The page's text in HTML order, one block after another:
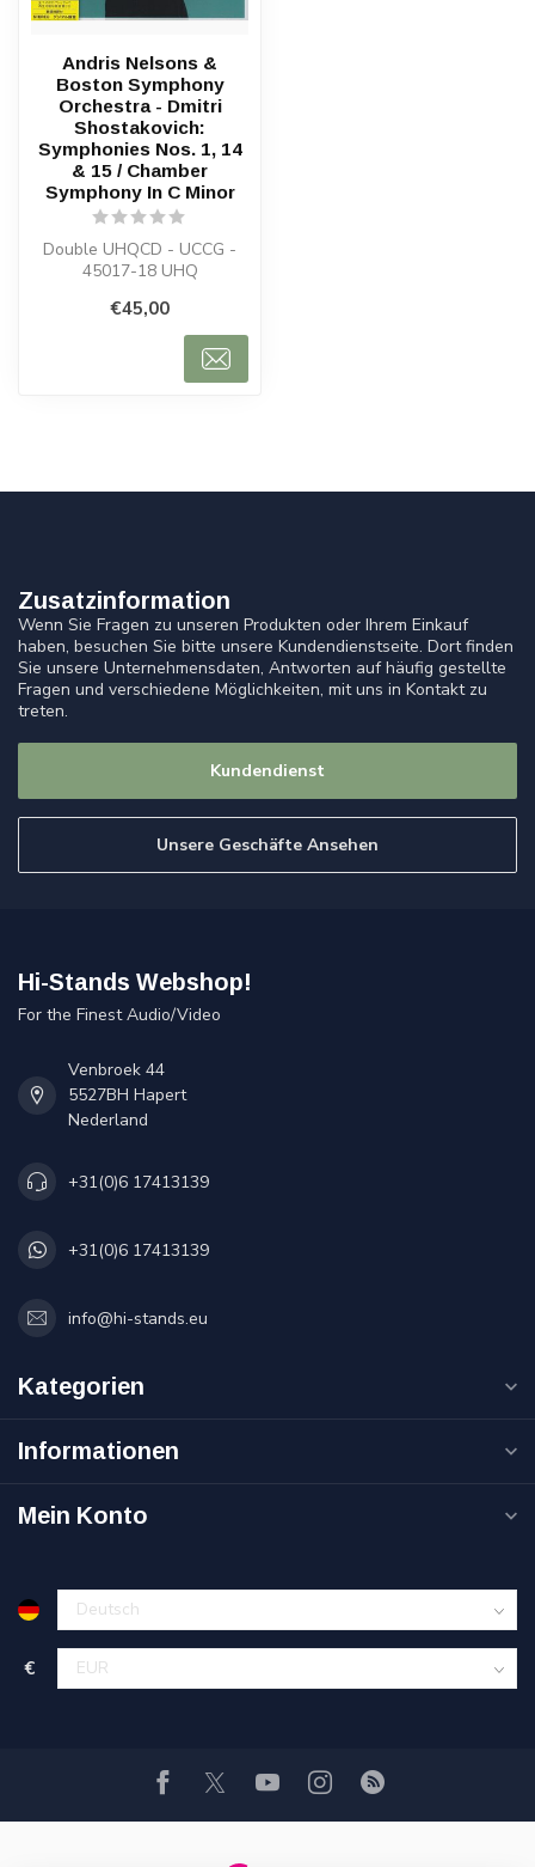
Andris Nelsons &
Boston Symphony
Orchestra - Dmitri
Shostakovich:
Symphonies Nos. 1, 14
& 15 / Chamber
Symphony In C Minor
Double UHQCD - UCCG -
45017-18 UHQ
€45,00
Zusatzinformation
Wenn Sie Fragen zu unseren Produkten oder Ihrem Einkauf
haben, besuchen Sie bitte unsere Kundendienstseite. Dort finden
Sie unsere Unternehmensdaten, Antworten auf häufig gestellte
Fragen und verschiedene Möglichkeiten, mit uns in Kontakt zu
treten.
Kundendienst
Unsere Geschäfte Ansehen
Hi-Stands Webshop!
For the Finest Audio/Video
Venbroek 44
5527BH Hapert
Nederland
+31(0)6 17413139
+31(0)6 17413139
info@hi-stands.eu
Kategorien
Informationen
Mein Konto
€